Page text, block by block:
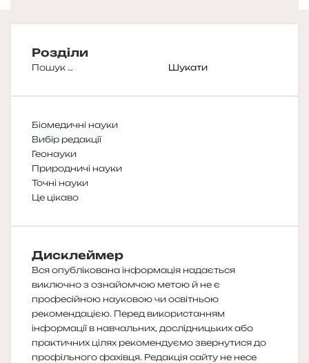
Розділи
Пошук:
Біомедичні науки
Вибір редакції
Геонауки
Природничі науки
Точні науки
Це цікаво
Дисклеймер
Вся опублікована інформація надається
виключно з ознайомчою метою й не є
професійною науковою чи освітньою
рекомендацією. Перед використанням
інформації в навчальних, дослідницьких або
практичних цілях рекомендуємо звернутися до
профільного фахівця. Редакція сайту не несе